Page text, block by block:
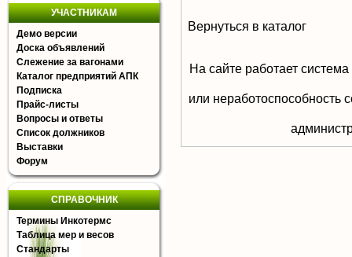
УЧАСТНИКАМ
Демо версии
Доска объявлений
Слежение за вагонами
Каталог предприятий АПК
Подписка
Прайс-листы
Вопросы и ответы
Список должников
Выставки
Форум
СПРАВОЧНИК
Термины Инкотермс
Таблица мер и весов
Стандарты
Вернуться в каталог
На сайте работает
или неработоспособность